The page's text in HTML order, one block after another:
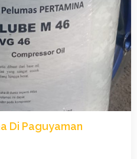
Di Paguyaman